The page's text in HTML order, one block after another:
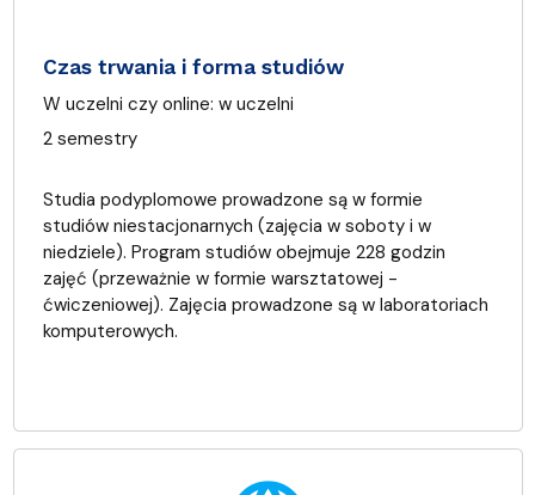
Czas trwania i forma studiów
W uczelni czy online: w uczelni
2 semestry
Studia podyplomowe prowadzone są w formie
studiów niestacjonarnych (zajęcia w soboty i w
niedziele). Program studiów obejmuje 228 godzin
zajęć (przeważnie w formie warsztatowej -
ćwiczeniowej). Zajęcia prowadzone są w laboratoriach
komputerowych.